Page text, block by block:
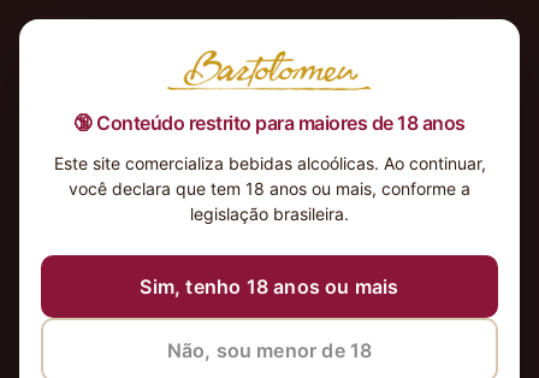
🔞 Conteúdo restrito para maiores de 18 anos
Este site comercializa bebidas alcoólicas. Ao continuar,
você declara que tem 18 anos ou mais, conforme a
legislação brasileira.
Sim, tenho 18 anos ou mais
Não, sou menor de 18